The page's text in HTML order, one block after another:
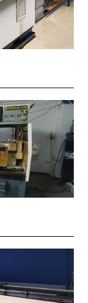
mm
mm
/min.